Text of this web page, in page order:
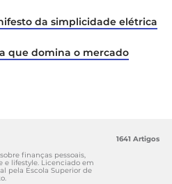
da simplicidade elétrica
que domina o mercado
finanças pessoais,
e lifestyle. Licenciado em
pela Escola Superior de
1641 Artigos